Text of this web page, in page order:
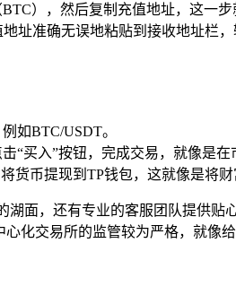
BTC），然后复制充值地址，这一
址准确无误地粘贴到接收地址栏
如BTC/USDT。
买入”按钮，完成交易，就像是在
货币提现到TP钱包，这就像是将
面，还有专业的客服团队提供
化交易所的监管较为严格，就像